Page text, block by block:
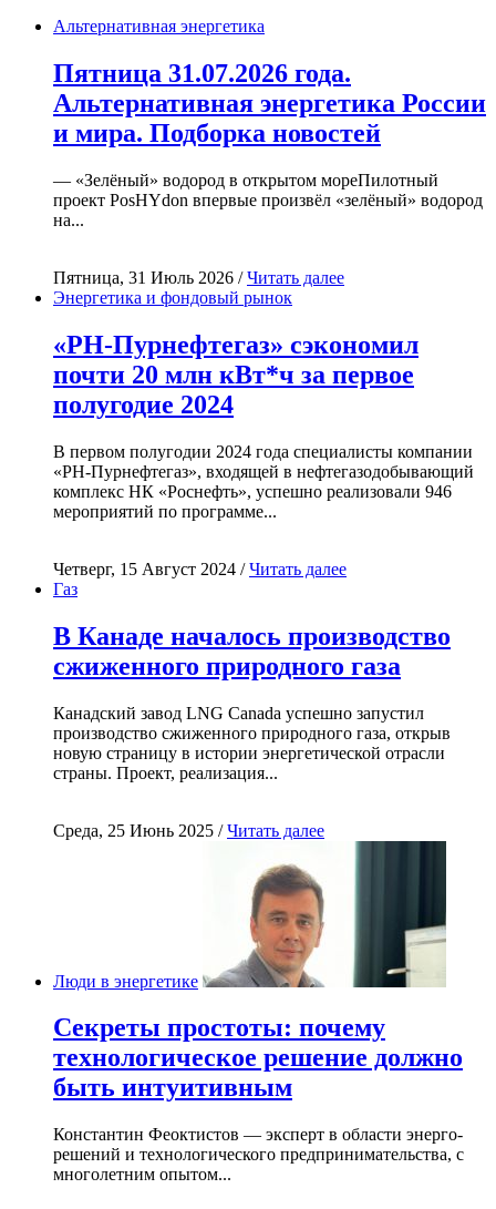
Альтернативная энергетика
Пятница 31.07.2026 года.
Альтернативная энергетика России
и мира. Подборка новостей
— «Зелёный» водород в открытом мореПилотный
проект PosHYdon впервые произвёл «зелёный» водород
на...
Пятница, 31 Июль 2026 /Читать далее
Энергетика и фондовый рынок
«РН-Пурнефтегаз» сэкономил
почти 20 млн кВт*ч за первое
полугодие 2024
В первом полугодии 2024 года специалисты компании
«РН-Пурнефтегаз», входящей в нефтегазодобывающий
комплекс НК «Роснефть», успешно реализовали 946
мероприятий по программе...
Четверг, 15 Август 2024 /Читать далее
Газ
В Канаде началось производство
сжиженного природного газа
Канадский завод LNG Canada успешно запустил
производство сжиженного природного газа, открыв
новую страницу в истории энергетической отрасли
страны. Проект, реализация...
Среда, 25 Июнь 2025 /Читать далее
Люди в энергетике
Секреты простоты: почему
технологическое решение должно
быть интуитивным
Константин Феоктистов — эксперт в области энерго-
решений и технологического предпринимательства, с
многолетним опытом...